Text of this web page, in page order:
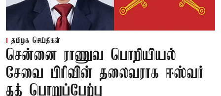
தமிழக செய்திகள்
சென்னை ராணுவ பொறியியல்
சேவை பிரிவின் தலைவராக ஈஸ்வர்
தத் பொறுப்பேற்பு